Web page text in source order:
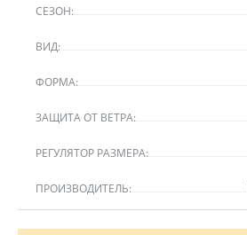
СЕЗОН:
ВИД:
ФОРМА:
ЗАЩИТА ОТ ВЕТРА:
РЕГУЛЯТОР РАЗМЕРА:
ПРОИЗВОДИТЕЛЬ: